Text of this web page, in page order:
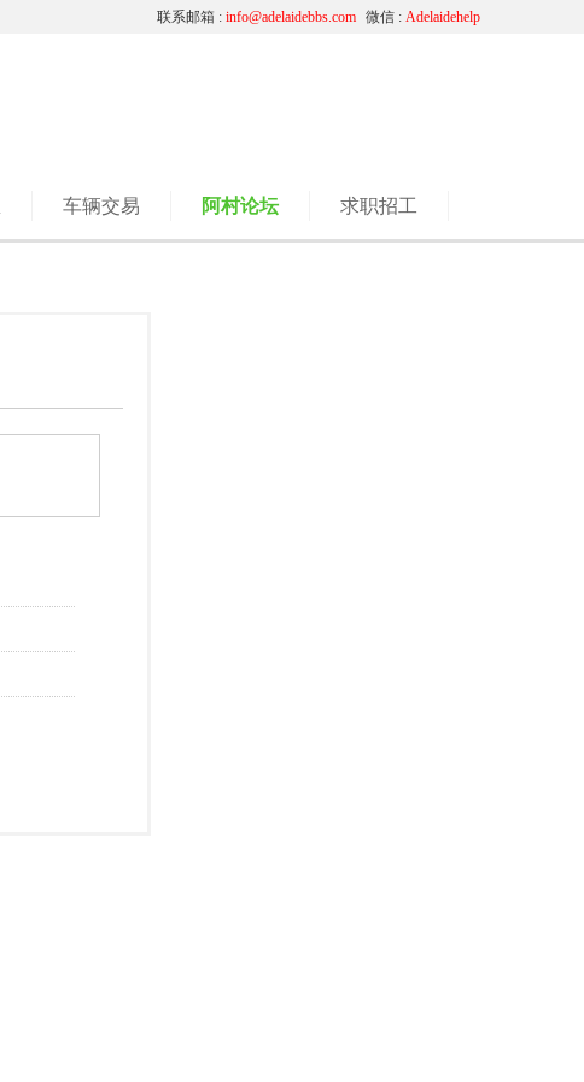
微信 : Adelaidehelp
联系邮箱 : info@adelaidebbs.com
车辆交易 阿村论坛 求职招工